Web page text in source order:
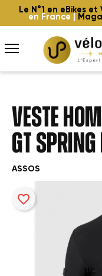
Le N°1 en eBikes
en France |
VESTE
GT SPRING
ASSOS
favorite_border